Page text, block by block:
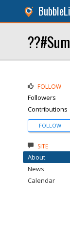
FOLLOW
Followers
Contributions
FOLLOW
SITE
About
News
Calendar